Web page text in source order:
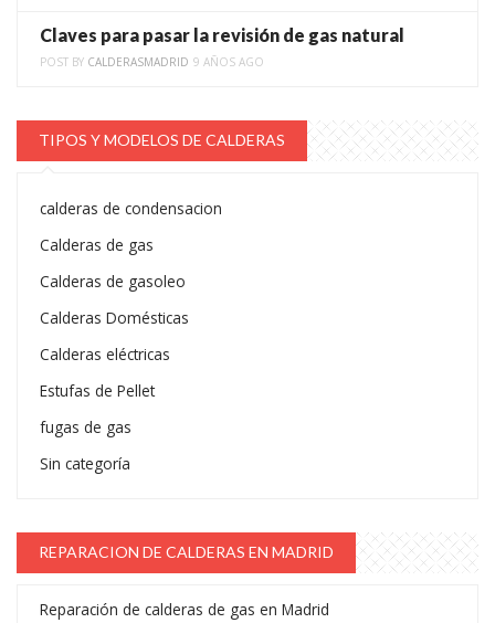
Claves para pasar la revisión de gas natural
POST BY CALDERASMADRID 9 AÑOS AGO
TIPOS Y MODELOS DE CALDERAS
calderas de condensacion
Calderas de gas
Calderas de gasoleo
Calderas Domésticas
Calderas eléctricas
Estufas de Pellet
fugas de gas
Sin categoría
REPARACION DE CALDERAS EN MADRID
Reparación de calderas de gas en Madrid